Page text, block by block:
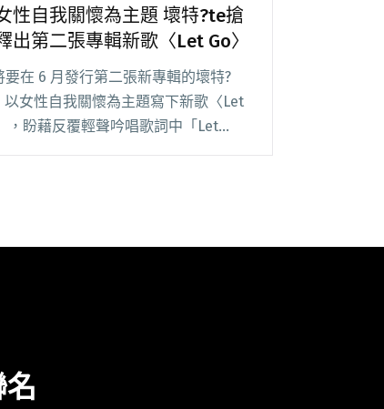
性自我關懷為主題 壞特?te搶
出第二張專輯新歌〈Let Go〉
要在 6 月發行第二張新專輯的壞特?
以女性自我關懷為主題寫下新歌〈Let
，盼藉反覆輕聲吟唱歌詞中「Let
能幫助到遭逢劈腿、冷暴力受傷的人
先釋出第二張專輯新歌〈Let Go〉"
名